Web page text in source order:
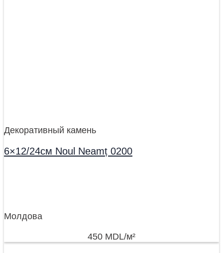
Декоративный камень
6×12/24см Noul Neamț 0200
Молдова
450 MDL/м²